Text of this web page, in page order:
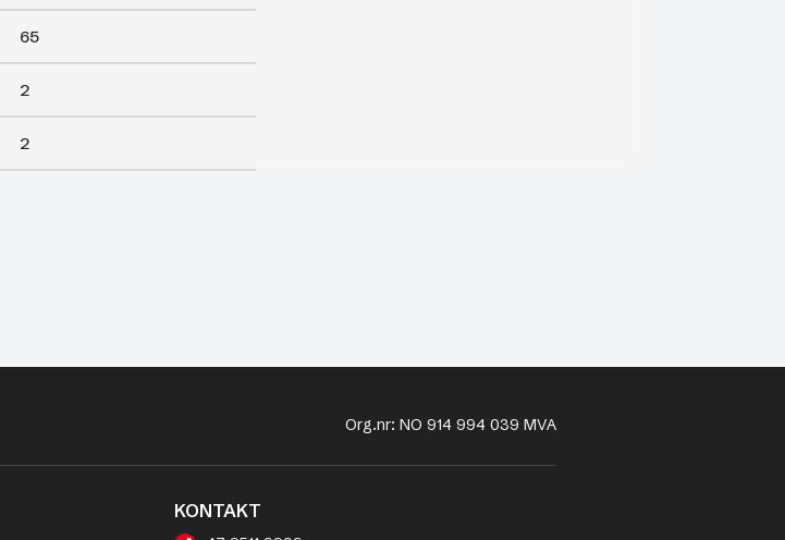
65
2
2
Org.nr: NO 914 994 039 MVA
KONTAKT